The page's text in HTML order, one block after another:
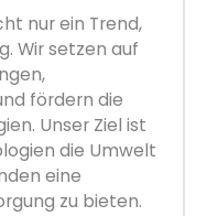
nur ein Trend,
Wir setzen auf
fördern die
Unser Ziel ist
die Umwelt
eine
zu bieten.